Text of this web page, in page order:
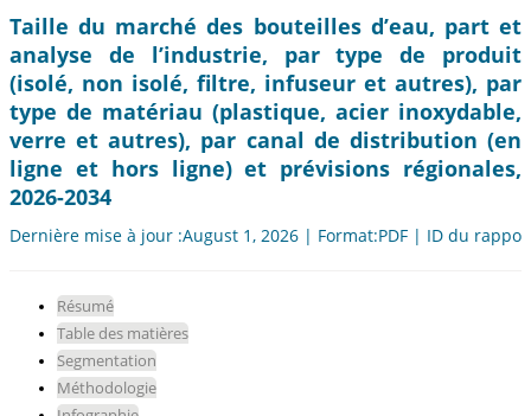
Taille du marché des bouteilles d’eau, part et
analyse de l’industrie, par type de produit
(isolé, non isolé, filtre, infuseur et autres), par
type de matériau (plastique, acier inoxydable,
verre et autres), par canal de distribution (en
ligne et hors ligne) et prévisions régionales,
2026-2034
Dernière mise à jour :August 1, 2026 | Format:PDF | ID du
Résumé
Table des matières
Segmentation
Méthodologie